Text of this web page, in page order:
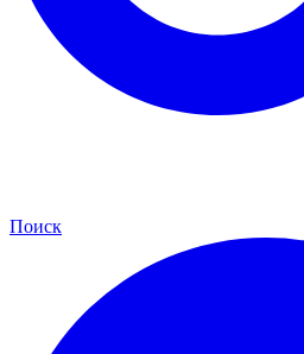
Поиск